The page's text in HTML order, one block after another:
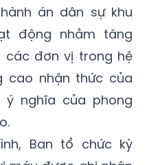
án dân sự khu
động nhằm tăng
các đơn vị trong hệ
cao nhận thức của
nghĩa của phong
Ban tổ chức kỳ